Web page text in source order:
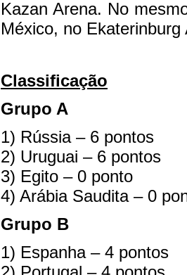
Kazan Arena. No
México, no Ekaterinburg
Classificação
Grupo A
1) Rússia – 6 pontos
2) Uruguai – 6 pontos
3) Egito – 0 ponto
4) Arábia Saudita – 0
Grupo B
1) Espanha – 4 pontos